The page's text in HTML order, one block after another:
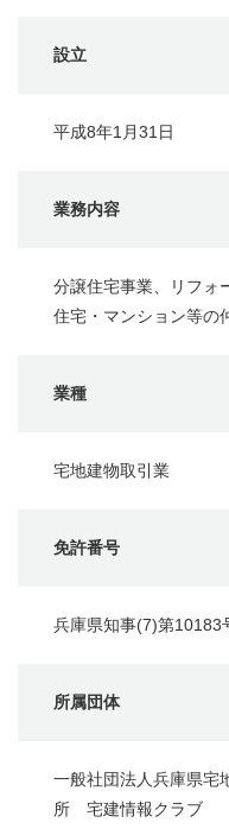
設立
平成8年1月31日
業務内容
分譲住宅事業、リフォ
住宅・マンション等の
業種
宅地建物取引業
免許番号
兵庫県知事(7)第10183
所属団体
一般社団法人兵庫県
所 宅建情報クラブ